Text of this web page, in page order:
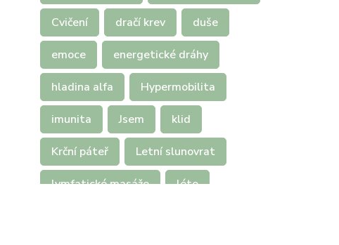
Cvičení dračí krev duše
emoce energetické dráhy
hladina alfa Hypermobilita
imunita Jsem klid
Krční páteř Letní slunovrat
lymfatické masáže léto